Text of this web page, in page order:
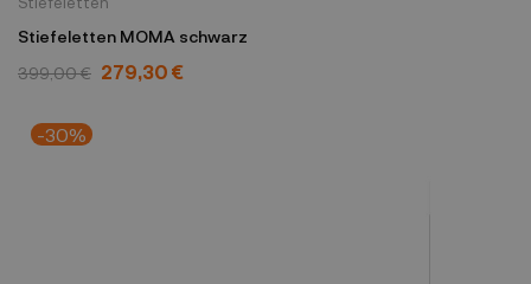
Stiefeletten MOMA schwarz
399,00 € 279,30 €
-30%